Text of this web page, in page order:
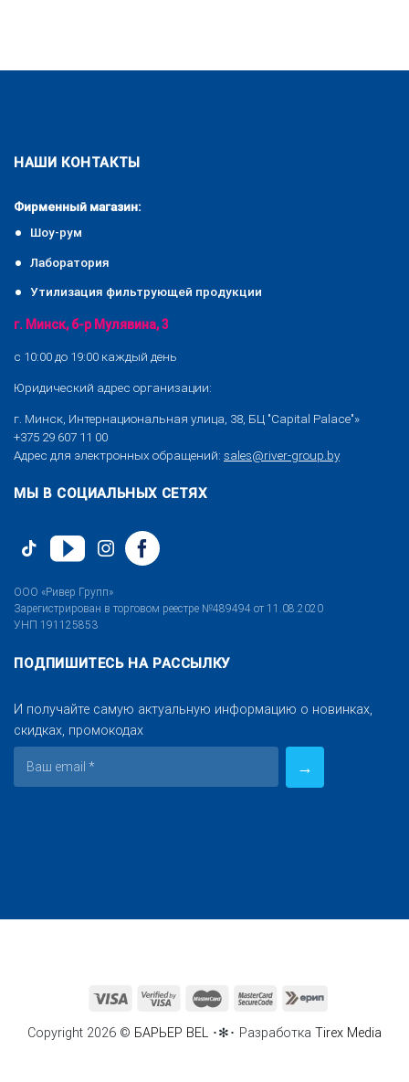
НАШИ КОНТАКТЫ
Фирменный магазин:
Шоу-рум
Лаборатория
Утилизация фильтрующей продукции
г. Минск, б-р Мулявина, 3
с 10:00 до 19:00 каждый день
Юридический адрес организации:
г. Минск, Интернациональная улица, 38, БЦ "Capital Palace"»
+375 29 607 11 00
Адрес для электронных обращений: sales@river-group.by
МЫ В СОЦИАЛЬНЫХ СЕТЯХ
ООО «Ривер Групп»
Зарегистрирован в торговом реестре №489494 от 11.08.2020
УНП 191125853
ПОДПИШИТЕСЬ НА РАССЫЛКУ
И получайте самую актуальную информацию о новинках,
скидках, промокодах
Copyright 2026 © БАРЬЕР BEL ･✻･ Разработка Tirex Media